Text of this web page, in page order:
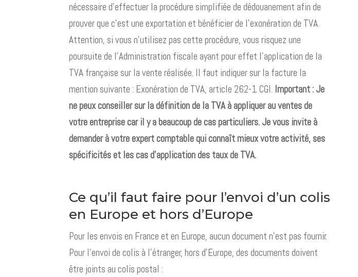
nécessaire d’effectuer la procédure simplifiée de dédouanement afin de
prouver que c’est une exportation et bénéficier de l’exonération de TVA.
Attention, si vous n’utilisez pas cette procédure, vous risquez une
poursuite de l’Administration fiscale ayant pour effet l’application de la
TVA française sur la vente réalisée. Il faut indiquer sur la facture la
mention suivante : Exonération de TVA, article 262-1 CGI. Important : Je
ne peux conseiller sur la définition de la TVA à appliquer au ventes de
votre entreprise car il y a beaucoup de cas particuliers. Je vous invite à
demander à votre expert comptable qui connaît mieux votre activité, ses
spécificités et les cas d’application des taux de TVA.
Ce qu’il faut faire pour l’envoi d’un colis
en Europe et hors d’Europe
Pour les envois en France et en Europe, aucun document n’est pas fournir.
Pour l’envoi de colis à l’étranger, hors d’Europe, des documents doivent
être joints au colis postal :